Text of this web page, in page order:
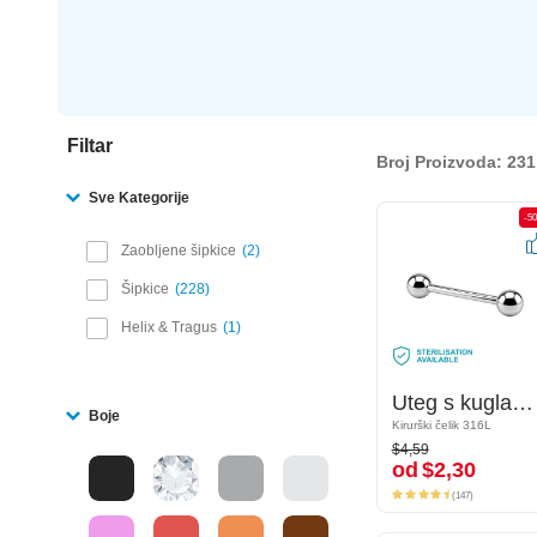
Filtar
Sve Kategorije
Zaobljene šipkice 2
Šipkice 228
Helix & Tragus 1
Boje
Broj Proizvoda: 231
-50%
Uteg s kuglama
Kirurški čelik 316L
$4,59
od$2,30
-
Uteg s kuglama
Kirurški čelik 316L
$4,59
od $2,30
(147)